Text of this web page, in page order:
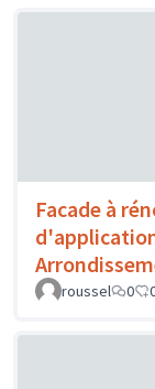
Facade à
roussel 0